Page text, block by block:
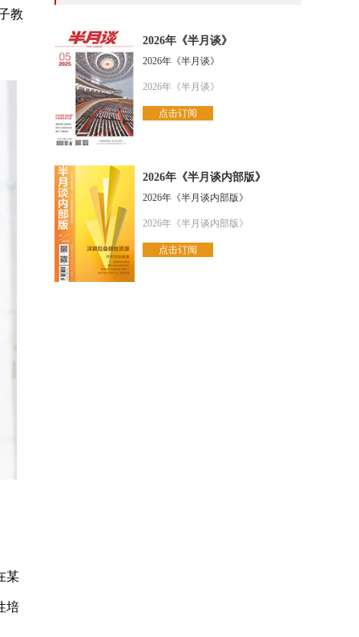
教
某
培
2026年《半月谈》
2026年《半月谈》
2026年《半月谈》
点击订阅
2026年《半月谈内部版》
2026年《半月谈内部版》
2026年《半月谈内部版》
点击订阅